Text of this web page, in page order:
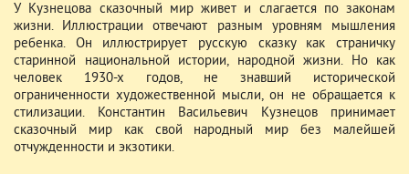
У Кузнецова сказочный мир живет и слагается по законам
жизни. Иллюстрации отвечают разным уровням мышления
ребенка. Он иллюстрирует русскую сказку как страничку
старинной национальной истории, народной жизни. Но как
человек 1930-х годов, не знавший исторической
ограниченности художественной мысли, он не обращается к
стилизации. Константин Васильевич Кузнецов принимает
сказочный мир как свой народный мир без малейшей
отчужденности и экзотики.